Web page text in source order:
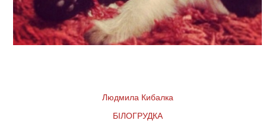
Людмила Кибалка
БІЛОГРУДКА